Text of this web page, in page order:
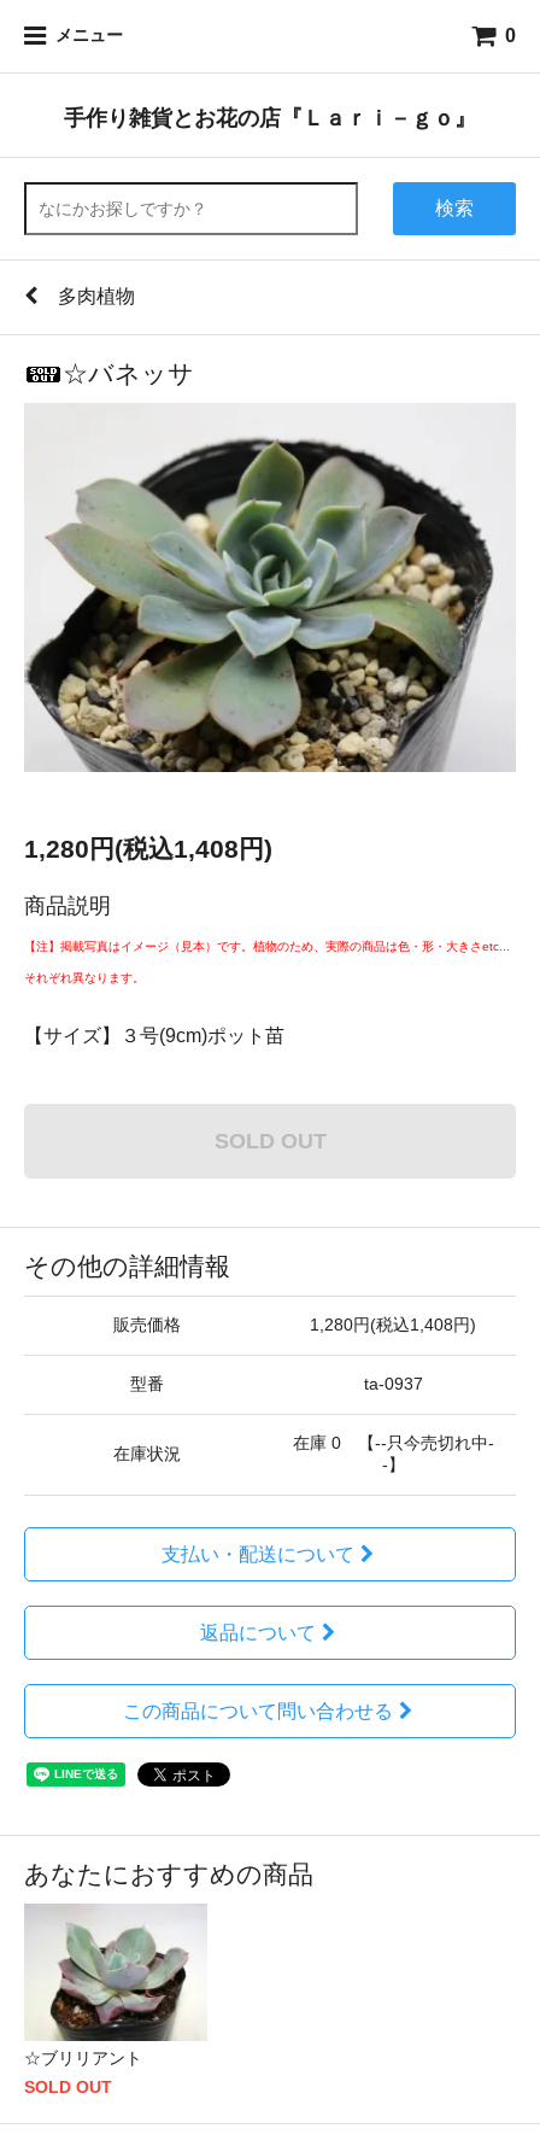
メニュー 0
手作り雑貨とお花の店『Ｌａｒｉ－ｇｏ』
検索
多肉植物
☆バネッサ
1,280円(税込1,408円)
商品説明
【注】掲載写真はイメージ（見本）です。植物のため、実際の商品は色・形・大きさetc...
それぞれ異なります。
【サイズ】３号(9cm)ポット苗
SOLD OUT
その他の詳細情報
販売価格 1,280円(税込1,408円)
型番 ta-0937
在庫状況
在庫 0 【--只今売切れ中-
-】
支払い・配送について
返品について
この商品について問い合わせる
あなたにおすすめの商品
☆ブリリアント
SOLD OUT